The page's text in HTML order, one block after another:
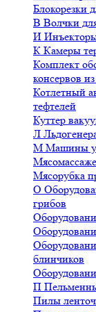
Блокорезки
В Волчки
И
К Камеры
Комплект
консервов
Котлетный
тефтелей
Куттер
Л
М Машины
Мясорубка
О
грибов
блинчиков
П
Пилы